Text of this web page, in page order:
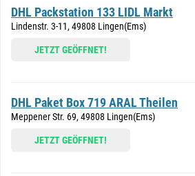
DHL Packstation 133 LIDL Markt
Lindenstr. 3-11, 49808 Lingen(Ems)
JETZT GEÖFFNET!
DHL Paket Box 719 ARAL Theilen
Meppener Str. 69, 49808 Lingen(Ems)
JETZT GEÖFFNET!